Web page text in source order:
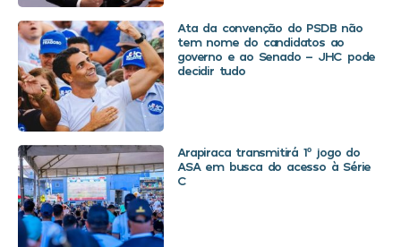
Ata da convenção do PSDB não
tem nome do candidatos ao
governo e ao Senado – JHC pode
decidir tudo
Arapiraca transmitirá 1º jogo do
ASA em busca do acesso à Série
C